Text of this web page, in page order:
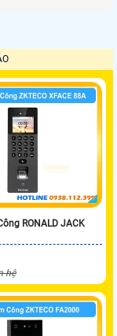
RONALD JACK
hệ